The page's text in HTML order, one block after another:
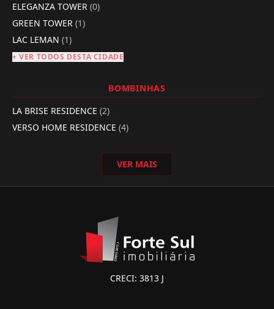
ELEGANZA TOWER (0)
GREEN TOWER (1)
LAC LEMAN (1)
+ VER TODOS DESTA CIDADE
BOMBINHAS
LA BRISE RESIDENCE (2)
VERSO HOME RESIDENCE (4)
VER MAIS
CRECI: 3813 J